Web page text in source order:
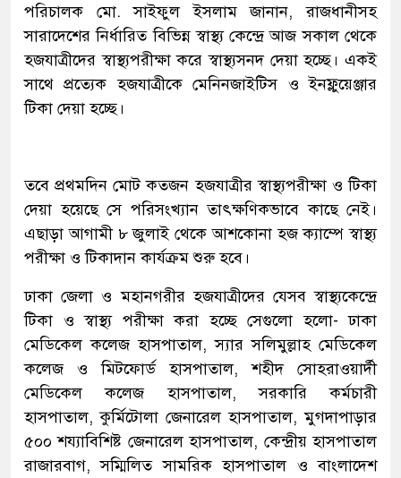
পরিচালক মো. সাইফুল ইসলাম জানান, রাজধানীসহ
সারাদেশের নির্ধারিত বিভিন্ন স্বাস্থ্য কেন্দ্রে আজ সকাল থেকে
হজযাত্রীদের স্বাস্থ্যপরীক্ষা করে স্বাস্থ্যসনদ দেয়া হচ্ছে। একই
সাথে প্রত্যেক হজযাত্রীকে মেনিনজাইটিস ও ইনফ্লুয়েঞ্জার
টিকা দেয়া হচ্ছে।
তবে প্রথমদিন মোট কতজন হজযাত্রীর স্বাস্থ্যপরীক্ষা ও টিকা
দেয়া হয়েছে সে পরিসংখ্যান তাৎক্ষণিকভাবে কাছে নেই।
এছাড়া আগামী ৮ জুলাই থেকে আশকোনা হজ ক্যাম্পে স্বাস্থ্য
পরীক্ষা ও টিকাদান কার্যক্রম শুরু হবে।
ঢাকা জেলা ও মহানগরীর হজযাত্রীদের যেসব স্বাস্থ্যকেন্দ্রে
টিকা ও স্বাস্থ্য পরীক্ষা করা হচ্ছে সেগুলো হলো- ঢাকা
মেডিকেল কলেজ হাসপাতাল, স্যার সলিমুল্লাহ মেডিকেল
কলেজ ও মিটফোর্ড হাসপাতাল, শহীদ সোহরাওয়ার্দী
মেডিকেল কলেজ হাসপাতাল, সরকারি কর্মচারী
হাসপাতাল, কুর্মিটোলা জেনারেল হাসপাতাল, মুগদাপাড়ার
৫০০ শয্যাবিশিষ্ট জেনারেল হাসপাতাল, কেন্দ্রীয় হাসপাতাল
রাজারবাগ, সম্মিলিত সামরিক হাসপাতাল ও বাংলাদেশ